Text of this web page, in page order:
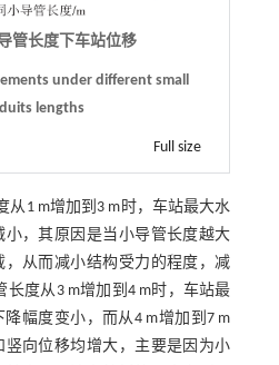
管长度下车站位移
under different small
lengths
Full size
从1 m增加到3 m时，车站最大水
，其原因是当小导管长度越大
，从而减小结构受力的程度，减
度从3 m增加到4 m时，车站最
幅度变小，而从4 m增加到7 m
竖向位移均增大，主要是因为小